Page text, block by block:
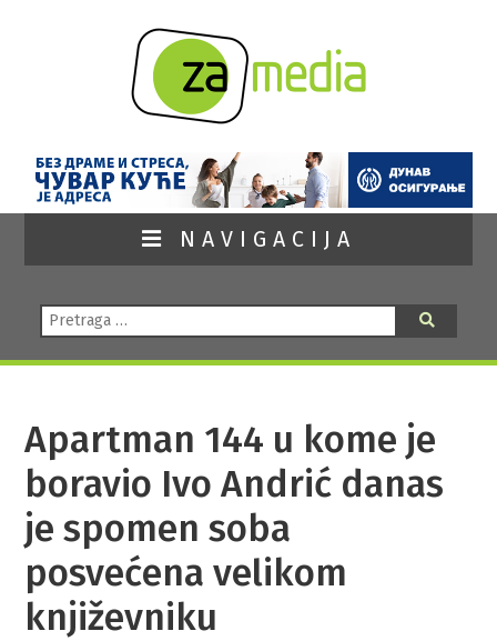
NAVIGACIJA
Pretraga:
Apartman 144 u kome je
boravio Ivo Andrić danas
je spomen soba
posvećena velikom
književniku